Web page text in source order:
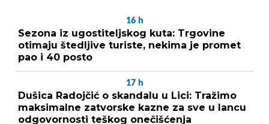
16 h
Sezona iz ugostiteljskog kuta: Trgovine
otimaju štedljive turiste, nekima je promet
pao i 40 posto
17 h
Dušica Radojčić o skandalu u Lici: Tražimo
maksimalne zatvorske kazne za sve u lancu
odgovornosti teškog onečišćenja